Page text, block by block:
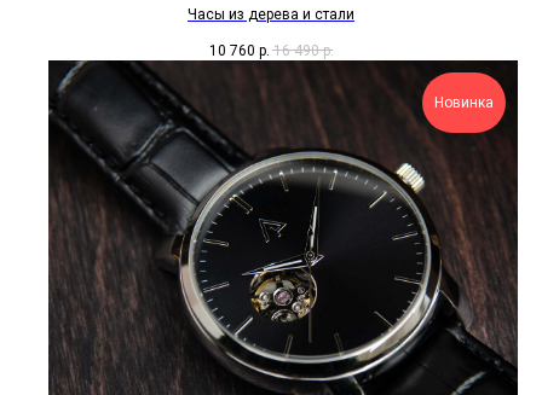
Часы из дерева и стали
10 760 р. 16 490 р.
Новинка